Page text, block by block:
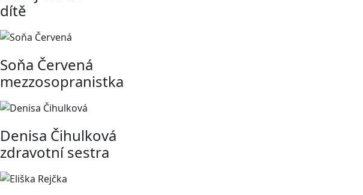
dítě
Soňa Červená
mezzosopranistka
Denisa Čihulková
zdravotní sestra